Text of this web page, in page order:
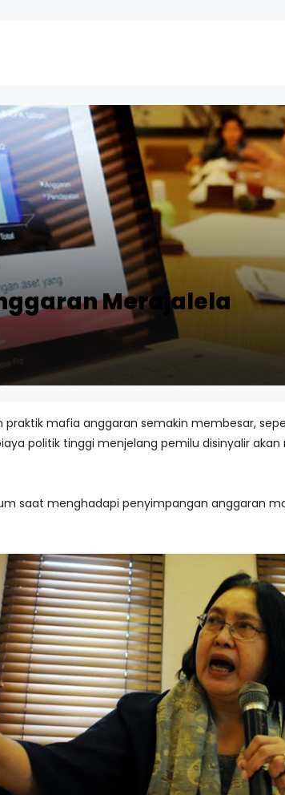
Merajalela
praktik mafia anggaran semakin membesar,
politik tinggi menjelang pemilu disinyalir
saat menghadapi penyimpangan anggaran